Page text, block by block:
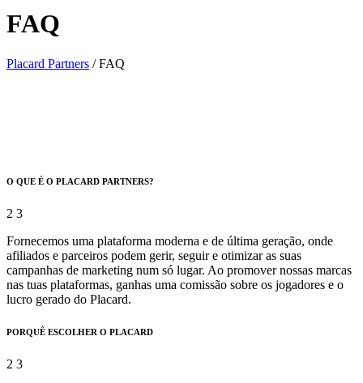
FAQ
Placard Partners /FAQ
O QUE É O PLACARD PARTNERS?
Fornecemos uma plataforma moderna e de última geração, onde
afiliados e parceiros podem gerir, seguir e otimizar as suas
campanhas de marketing num só lugar. Ao promover nossas marcas
nas tuas plataformas, ganhas uma comissão sobre os jogadores e o
lucro gerado do Placard.
PORQUÊ ESCOLHER O PLACARD